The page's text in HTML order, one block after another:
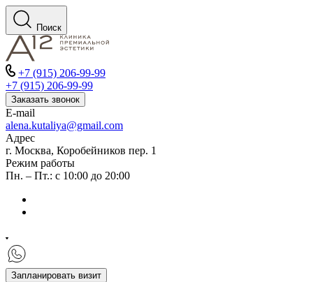
Поиск
+7 (915) 206-99-99
+7 (915) 206-99-99
Заказать звонок
E-mail
alena.kutaliya@gmail.com
Адрес
г. Москва, Коробейников пер. 1
Режим работы
Пн. – Пт.: с 10:00 до 20:00
Запланировать визит